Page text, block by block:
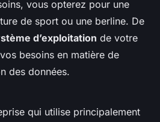
vous opterez pour une
de sport ou une berline. De
d’exploitation de votre
besoins en matière de
des données.
qui utilise principalement